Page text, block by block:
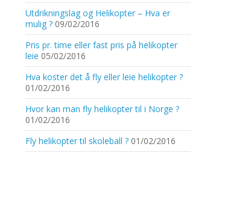
Utdrikningslag og Helikopter – Hva er
mulig ? 09/02/2016
Pris pr. time eller fast pris på helikopter
leie 05/02/2016
Hva koster det å fly eller leie helikopter ?
01/02/2016
Hvor kan man fly helikopter til i Norge ?
01/02/2016
Fly helikopter til skoleball ? 01/02/2016